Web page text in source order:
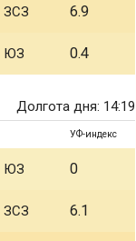
ЗСЗ 6.9
ЮЗ 0.4
Долгота дня: 14:19
УФ-индекс
ЮЗ 0
ЗСЗ 6.1